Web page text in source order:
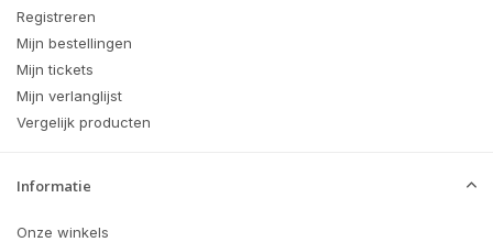
Registreren
Mijn bestellingen
Mijn tickets
Mijn verlanglijst
Vergelijk producten
Informatie
Onze winkels